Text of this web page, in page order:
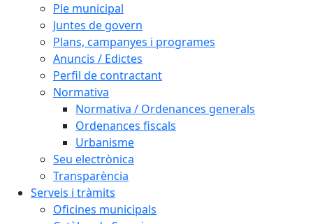
Ple municipal
Juntes de govern
Plans, campanyes i programes
Anuncis / Edictes
Perfil de contractant
Normativa
Normativa / Ordenances generals
Ordenances fiscals
Urbanisme
Seu electrònica
Transparència
Serveis i tràmits
Oficines municipals